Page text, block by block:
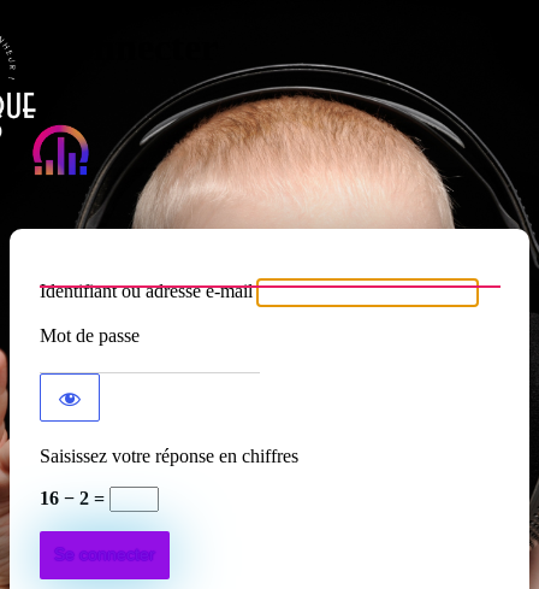
Se connecter
Atypique RADIO
Identifiant ou adresse e-mail
Mot de passe
Saisissez votre réponse en chiffres
16 − 2 =